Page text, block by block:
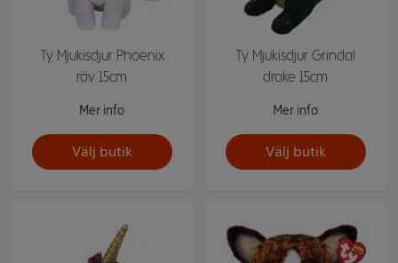
Ty Mjukisdjur Phoenix
räv 15cm
Mer info
Välj butik
Ty Mjukisdjur Grindal
drake 15cm
Mer info
Välj butik